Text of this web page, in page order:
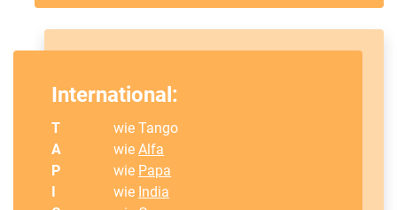
International:
T
wie Tango
A
wieAlfa
P
wie Papa
I
wie India